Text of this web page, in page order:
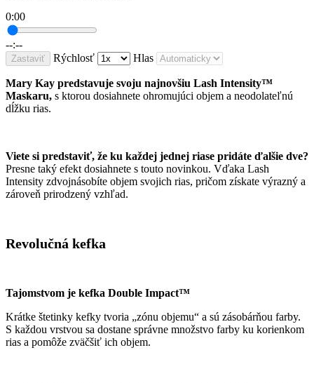
0:00
--:--
Zastaviť Rýchlosť Hlas
Mary Kay predstavuje svoju najnovšiu Lash Intensity™
Maskaru, s ktorou dosiahnete ohromujúci objem a neodolateľnú
dĺžku rias.
Viete si predstaviť, že ku každej jednej riase pridáte ďalšie dve?
Presne taký efekt dosiahnete s touto novinkou. Vďaka Lash
Intensity zdvojnásobíte objem svojich rias, pričom získate výrazný a
zároveň prirodzený vzhľad.
Revolučná kefka
Tajomstvom je kefka Double Impact™
Krátke štetinky kefky tvoria „zónu objemu“ a sú zásobárňou farby.
S každou vrstvou sa dostane správne množstvo farby ku korienkom
rias a pomôže zväčšiť ich objem.